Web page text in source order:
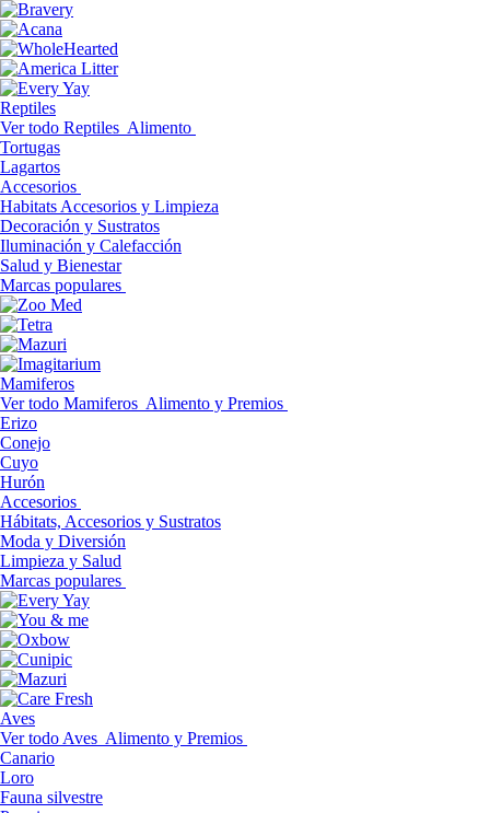
Reptiles
Ver todo Reptiles Alimento
Tortugas
Lagartos
Accesorios
Habitats Accesorios y Limpieza
Decoración y Sustratos
Iluminación y Calefacción
Salud y Bienestar
Marcas populares
Mamiferos
Ver todo Mamiferos Alimento y Premios
Erizo
Conejo
Cuyo
Hurón
Accesorios
Hábitats, Accesorios y Sustratos
Moda y Diversión
Limpieza y Salud
Marcas populares
Aves
Ver todo Aves Alimento y Premios
Canario
Loro
Fauna silvestre